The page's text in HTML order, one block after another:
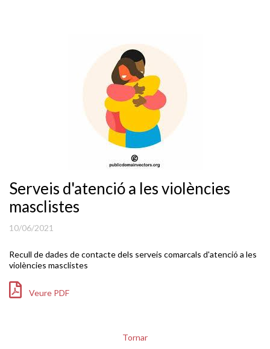
Serveis d'atenció a les violències
masclistes
10/06/2021
Recull de dades de contacte dels serveis comarcals d'atenció a les
violències masclistes
Veure PDF
Tornar